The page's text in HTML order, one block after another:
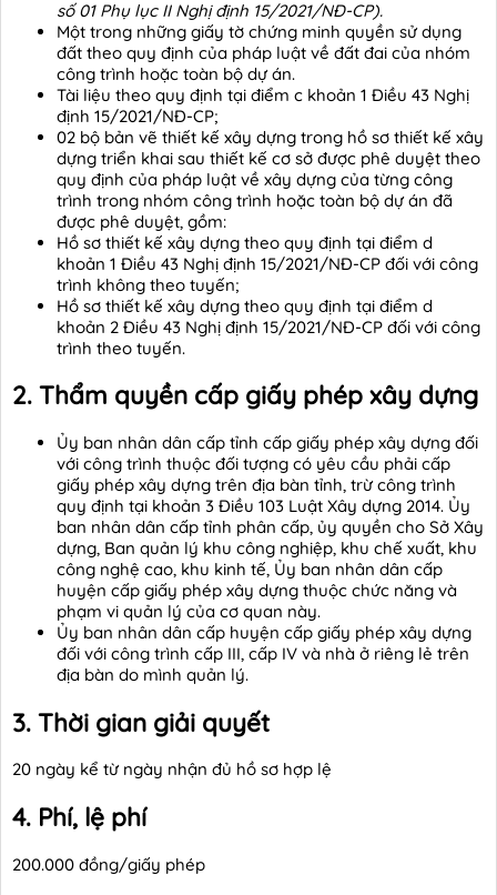
số 01 Phụ lục II Nghị định 15/2021/NĐ-CP).
Một trong những giấy tờ chứng minh quyền sử dụng
đất theo quy định của pháp luật về đất đai của nhóm
công trình hoặc toàn bộ dự án.
Tài liệu theo quy định tại điểm c khoản 1 Điều 43 Nghị
định 15/2021/NĐ-CP;
02 bộ bản vẽ thiết kế xây dựng trong hồ sơ thiết kế xây
dựng triển khai sau thiết kế cơ sở được phê duyệt theo
quy định của pháp luật về xây dựng của từng công
trình trong nhóm công trình hoặc toàn bộ dự án đã
được phê duyệt, gồm:
Hồ sơ thiết kế xây dựng theo quy định tại điểm d
khoản 1 Điều 43 Nghị định 15/2021/NĐ-CP đối với công
trình không theo tuyến;
Hồ sơ thiết kế xây dựng theo quy định tại điểm d
khoản 2 Điều 43 Nghị định 15/2021/NĐ-CP đối với công
trình theo tuyến.
2. Thẩm quyền cấp giấy phép xây dựng
Ủy ban nhân dân cấp tỉnh cấp giấy phép xây dựng đối
với công trình thuộc đối tượng có yêu cầu phải cấp
giấy phép xây dựng trên địa bàn tỉnh, trừ công trình
quy định tại khoản 3 Điều 103 Luật Xây dựng 2014. Ủy
ban nhân dân cấp tỉnh phân cấp, ủy quyền cho Sở Xây
dựng, Ban quản lý khu công nghiệp, khu chế xuất, khu
công nghệ cao, khu kinh tế, Ủy ban nhân dân cấp
huyện cấp giấy phép xây dựng thuộc chức năng và
phạm vi quản lý của cơ quan này.
Ủy ban nhân dân cấp huyện cấp giấy phép xây dựng
đối với công trình cấp III, cấp IV và nhà ở riêng lẻ trên
địa bàn do mình quản lý.
3. Thời gian giải quyết
20 ngày kể từ ngày nhận đủ hồ sơ hợp lệ
4. Phí, lệ phí
200.000 đồng/giấy phép